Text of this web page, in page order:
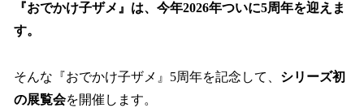
『おでかけ子ザメ』は、今年2026年ついに5周年を迎えま
す。
そんな『おでかけ子ザメ』5周年を記念して、 シリーズ初
の展覧会を開催します。